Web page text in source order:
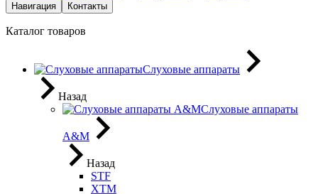
Навигация Контакты
Каталог товаров
Слуховые аппараты
Назад
Слуховые аппараты
A&M
Назад
STF
XTM